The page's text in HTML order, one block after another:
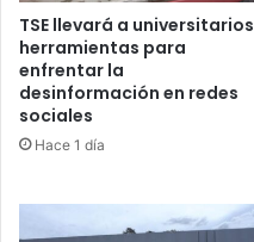
TSE llevará a universitarios
herramientas para
enfrentar la
desinformación en redes
sociales
Hace 1 día